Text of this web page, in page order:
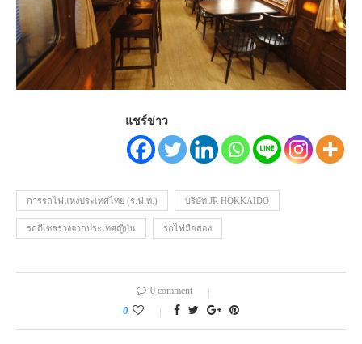
แชร์ข่าว
การรถไฟแห่งประเทศไทย (ร.ฟ.ท.) บริษัท JR HOKKAIDO
รถดีเซลรางจากประเทศญี่ปุ่น รถไฟมือสอง
0 comment
0